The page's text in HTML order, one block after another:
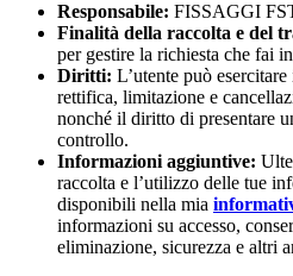
Responsabile: FISSAGGI
Finalità della raccolta e del
per gestire la richiesta che fai
Diritti: L’utente può
rettifica, limitazione e
nonché il diritto di presentare
controllo.
Informazioni aggiuntive:
raccolta e l’utilizzo delle tue
disponibili nella mia
informazioni su accesso,
eliminazione, sicurezza e altri